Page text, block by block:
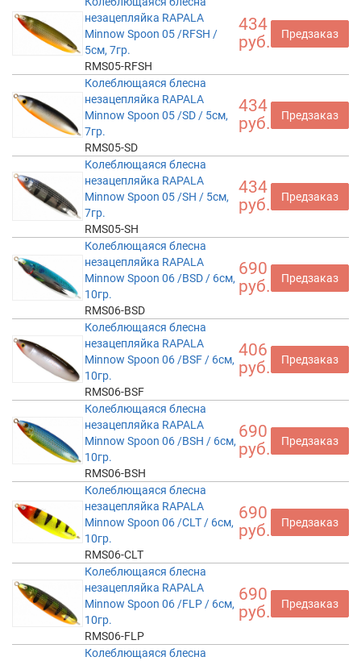
незацепляйка RAPALA
Minnow Spoon 05 /RFSH /
5см, 7гр.
RMS05-RFSH
434
руб.
Предзаказ
Колеблющаяся блесна
незацепляйка RAPALA
Minnow Spoon 05 /SD / 5см,
7гр.
RMS05-SD
434
руб.
Предзаказ
Колеблющаяся блесна
незацепляйка RAPALA
Minnow Spoon 05 /SH / 5см,
7гр.
RMS05-SH
434
руб.
Предзаказ
Колеблющаяся блесна
незацепляйка RAPALA
Minnow Spoon 06 /BSD / 6см,
10гр.
RMS06-BSD
690
руб.
Предзаказ
Колеблющаяся блесна
незацепляйка RAPALA
Minnow Spoon 06 /BSF / 6см,
10гр.
RMS06-BSF
406
руб.
Предзаказ
Колеблющаяся блесна
незацепляйка RAPALA
Minnow Spoon 06 /BSH / 6см,
10гр.
RMS06-BSH
690
руб.
Предзаказ
Колеблющаяся блесна
незацепляйка RAPALA
Minnow Spoon 06 /CLT / 6см,
10гр.
RMS06-CLT
690
руб.
Предзаказ
Колеблющаяся блесна
незацепляйка RAPALA
Minnow Spoon 06 /FLP / 6см,
10гр.
RMS06-FLP
690
руб.
Предзаказ
Колеблющаяся блесна